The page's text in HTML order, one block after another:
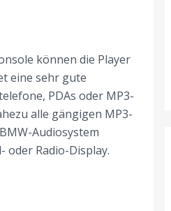
können die Player
eine sehr gute
PDAs oder MP3-
alle gängigen MP3-
Audiosystem
Radio-Display.